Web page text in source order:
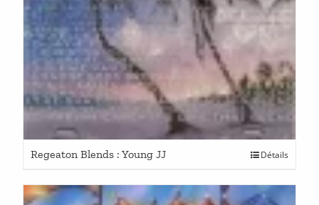
Regeaton Blends : Young JJ Détails